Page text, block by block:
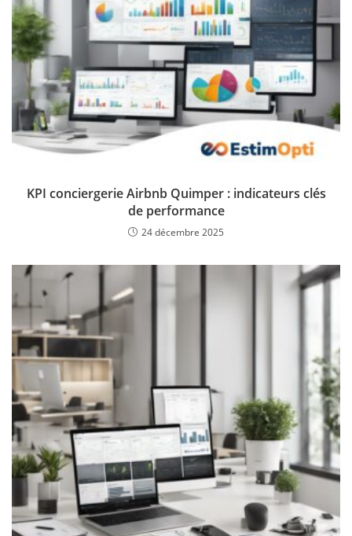
KPI conciergerie Airbnb Quimper : indicateurs clés
de performance
24 décembre 2025